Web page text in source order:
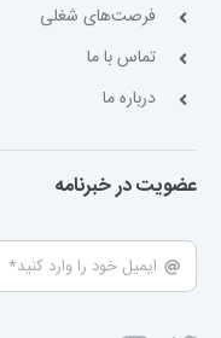
فرصت‌های شغلی
تماس با ما
درباره ما
عضویت در خبرنامه